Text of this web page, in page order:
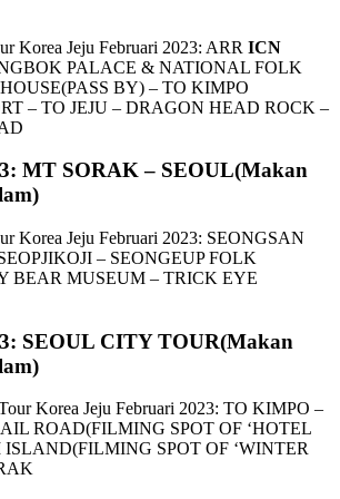
Korea Jeju Februari 2023: ARR ICN
PALACE & NATIONAL FOLK
BY) – TO KIMPO
– TO JEJU – DRAGON HEAD ROCK –
MT SORAK – SEOUL(Makan
Korea Jeju Februari 2023: SEONGSAN
– SEONGEUP FOLK
BEAR MUSEUM – TRICK EYE
SEOUL CITY TOUR(Makan
Korea Jeju Februari 2023: TO KIMPO –
ROAD(FILMING SPOT OF ‘HOTEL
SPOT OF ‘WINTER